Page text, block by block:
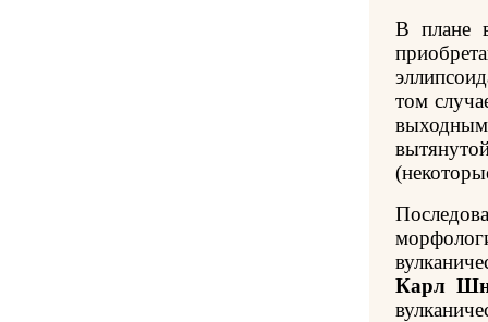
В плане
том
Карл